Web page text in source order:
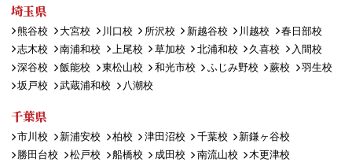
埼玉県
熊谷校 大宮校 川口校 所沢校 新越谷校 川越校
春日部校
志木校
南浦和校 上尾校 草加校 北浦和校 久喜校
入間校
深谷校
飯能校 東松山校 和光市校 ふじみ野校 蕨校
羽生校
坂戸校
武蔵浦和校 八潮校
千葉県
市川校 新浦安校 柏校 津田沼校 千葉校
新鎌ヶ谷校
勝田台校
松戸校 船橋校 成田校 南流山校
木更津校